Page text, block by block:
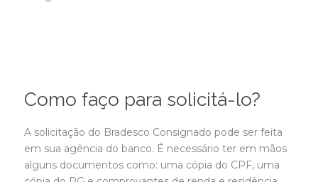
Como faço para solicitá-lo?
A solicitação do Bradesco Consignado pode ser feita
em sua agência do banco. É necessário ter em mãos
alguns documentos como: uma cópia do CPF, uma